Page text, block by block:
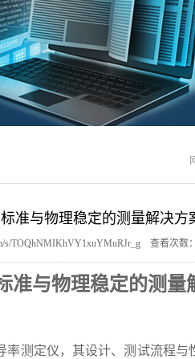
准与物理稳定的测量解决方
s/TOQhNMIKhVY1xuYMuRJr_g 查看次数
准与物理稳定的测量
率测定仪，其设计、测试流程